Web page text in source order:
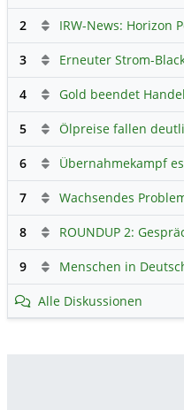
2
3
4
5
6
7
8
9
Alle Diskussionen